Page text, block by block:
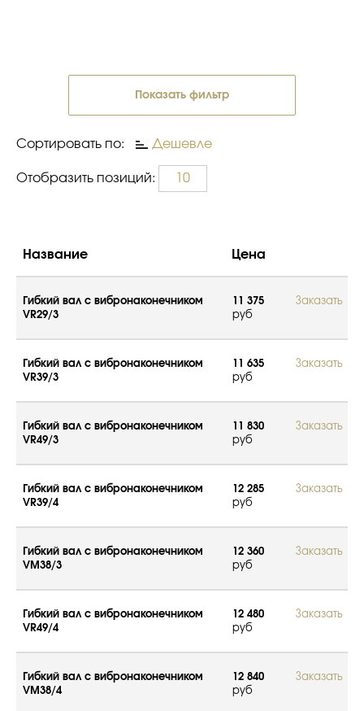
Показать фильтр
Сортировать по: Дешевле
Отобразить позиций: 10
Название Цена
Гибкий вал с вибронаконечником
VR29/3
11 375
руб
Заказать
Гибкий вал с вибронаконечником
VR39/3
11 635
руб
Заказать
Гибкий вал с вибронаконечником
VR49/3
11 830
руб
Заказать
Гибкий вал с вибронаконечником
VR39/4
12 285
руб
Заказать
Гибкий вал с вибронаконечником
VM38/3
12 360
руб
Заказать
Гибкий вал с вибронаконечником
VR49/4
12 480
руб
Заказать
Гибкий вал с вибронаконечником
VM38/4
12 840
руб
Заказать